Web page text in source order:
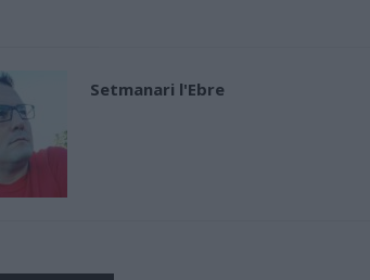
Setmanari l'Ebre